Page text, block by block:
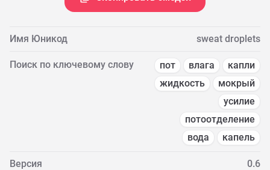
Имя Юникод sweat droplets
Поиск по ключевому слову пот влага
капли
жидкость
мокрый
усилие
потоотделение
вода
капель
Версия 0.6